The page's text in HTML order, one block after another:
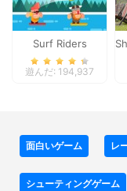
Surf Riders
遊んだ: 194,937
面白いゲーム レ
シューティングゲーム